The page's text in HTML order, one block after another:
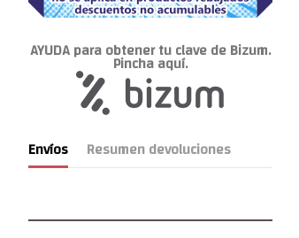
AYUDA para obtener tu clave de Bizum.
Pincha aquí.
Envíos Resumen devoluciones